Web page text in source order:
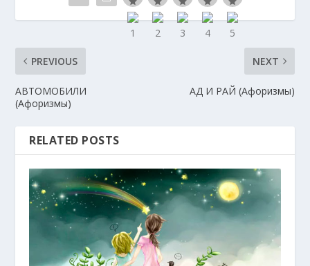
PREVIOUS
АВТОМОБИЛИ
(Афоризмы)
NEXT
АД И РАЙ (Афоризмы)
RELATED POSTS